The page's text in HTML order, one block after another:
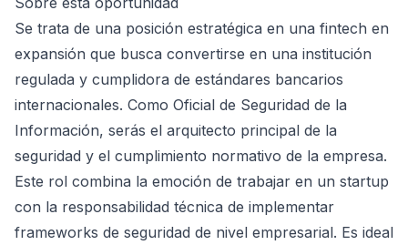
Se trata de una posición estratégica en una fintech en
expansión que busca convertirse en una institución
regulada y cumplidora de estándares bancarios
internacionales. Como Oficial de Seguridad de la
Información, serás el arquitecto principal de la
seguridad y el cumplimiento normativo de la empresa.
Este rol combina la emoción de trabajar en un startup
con la responsabilidad técnica de implementar
frameworks de seguridad de nivel empresarial. Es ideal